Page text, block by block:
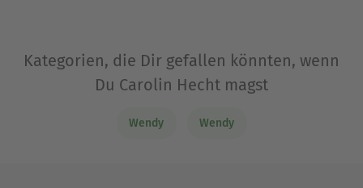
Kategorien, die Dir gefallen könnten, wenn
Du Carolin Hecht magst
Wendy Wendy